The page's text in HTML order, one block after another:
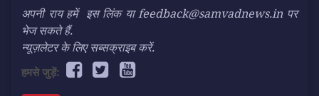
अपनी राय हमें इस लिंक या feedback@samvadnews.in पर
भेज सकते हैं.
न्यूज़लेटर के लिए सब्सक्राइब करें.
हमसे जुड़ें: